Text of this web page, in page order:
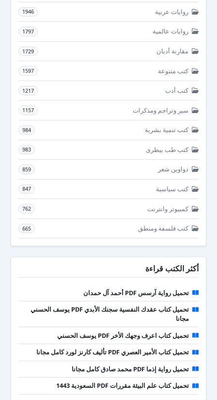
روايات عربية 1946
روايات عالمية 1797
مقارنة أديان 1729
كتب متنوعة 1597
كتب أدب 1217
سير وتراجم ومذكرات 1157
كتب تنمية بشرية 984
كتب طب بيطرى 983
دواوين شعر 859
كتب سياسية 847
كمبيوتر وانترنت 762
كتب فلسفة ومنطق 665
أكثر الكتب قراءة
تحميل رواية آرسس PDF أحمد آل حمدان
تحميل كتاب عقدك النفسية سجنك الأبدي PDF يوسف الحسني
مجانا
تحميل كتاب اعرف وجهك الأخر PDF يوسف الحسني
تحميل كتاب الأمير العصري PDF تأليف كارنز لورد كامل مجانا
تحميل رواية إذما PDF محمد صادق كامل مجانا
تحميل كتاب علم البيئة مقررات PDF السعودية 1443